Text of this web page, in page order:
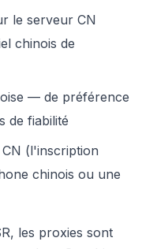
le serveur CN
chinois de
— de préférence
de fiabilité
(l'inscription
chinois ou une
les proxies sont